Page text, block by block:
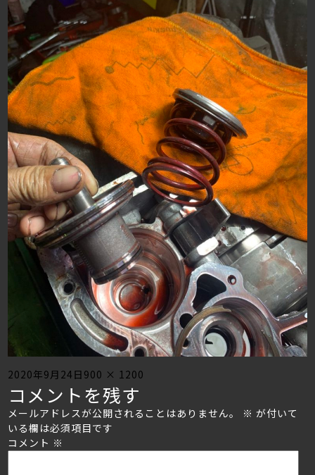
Posted
on
2020年9月24日 Full
size
900 × 1200
コメントを残す
メールアドレスが公開されることはありません。 ※ が付いて
いる欄は必須項目です
コメント ※